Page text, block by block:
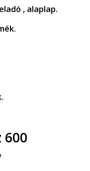
, alaplap.
600